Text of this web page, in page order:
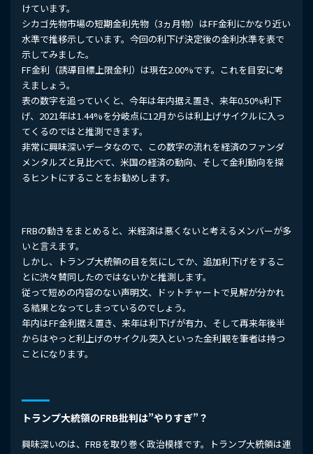
けています。
シカゴ先物市場の短期金利先物（3ヵ月物）はFF金利にかなり近い
水準で推移示しています。今回の利下げ決定後の金利水準を表で
示してみました。
FF金利（誘導目標上限金利）は現在2.00%です。これを目安に考
えましょう。
表の数字を追っていくと、今年は年内据え置き、来年0.50%利下
げ、2021年は1.44%を分岐点に12月からは利上げサイクルに入っ
てくるのではと推測できます。
非常に興味深いデータなので、この数字の流れを経済のファンダ
メンタルズと見比べて、米国の経済の動向、そして金利動向を探
るヒントにすることをお勧めします。
FRBの動きをまとめると、米経済は悪くないと考えるメンバーが多
いと言えます。
しかし、トランプ大統領の目を気にしてか、追加利下げをするこ
とに渋々賛同したのではないかと推測します。
従って短めの内容のない声明文、ドットチャートで見解が分かれ
る結果となってしまっているのでしょう。
年内はFF金利据え置き、来年は利下げが有力、そして再来年後半
からはやっと利上げのサイクル突入といった金利観を筆者は持つ
ことになります。
トランプ大統領のFRB批判は”やりすぎ”？
興味深いのは、FRBを取り巻く政治模様です。トランプ大統領は連